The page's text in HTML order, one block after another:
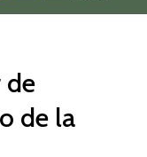
de
de la